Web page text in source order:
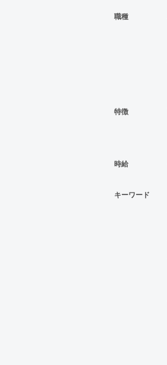
職種
特徴
時給
キーワード